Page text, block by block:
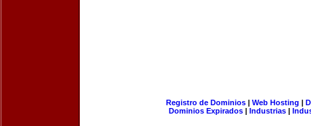
Registro de Dominios| Web Hosting |
Dominios Expirados | Industrias |